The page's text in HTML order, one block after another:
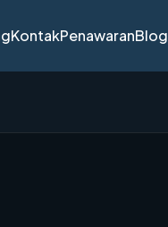
KontakPenawaranBlog